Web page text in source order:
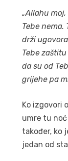
„Allahu
Tebe nema.
drži
Tebe
da su od
grijehe pa
Ko izgovori
umre tu
također, ko
jedan od